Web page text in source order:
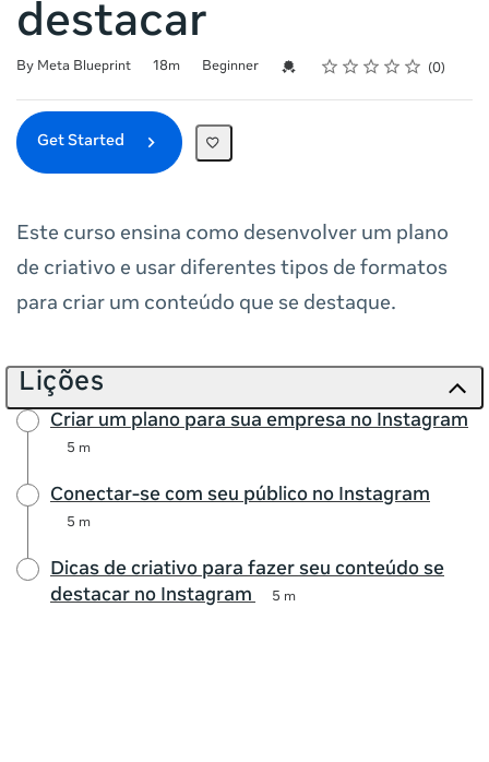
destacar
By Meta Blueprint
Duration 18m
Difficulty Beginner Credential For Completion
Rating
1 star
2 stars
3 stars
4 stars
5 stars
Average rating: 0 0
No reviews
Get Started
Este curso ensina como desenvolver um plano
de criativo e usar diferentes tipos de formatos
para criar um conteúdo que se destaque.
Lições
Criar um plano para sua empresa no Instagram
5 m
Conectar-se com seu público no Instagram
5 m
Dicas de criativo para fazer seu conteúdo se
destacar no Instagram
5 m